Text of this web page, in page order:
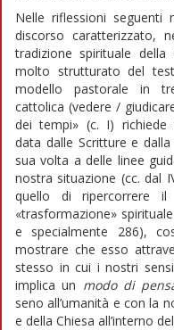
Nelle riflessioni
discorso caratterizzato,
tradizione spirituale della
molto strutturato del
modello pastorale in
cattolica (vedere /
dei tempi» (c. I) richiede
data dalle Scritture e
sua volta a delle linee
nostra situazione (cc. dal
quello di ripercorrere
«trasformazione»
e specialmente 286),
mostrare che esso
stesso in cui i nostri
implica un modo di
seno all’umanità e con la
e della Chiesa all’interno